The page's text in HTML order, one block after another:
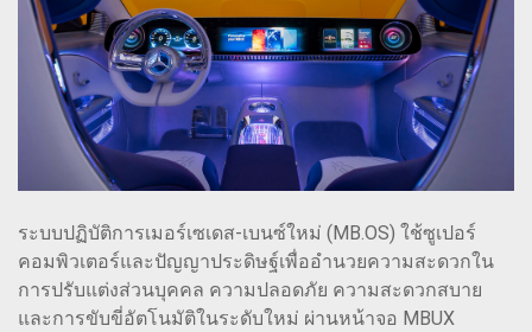
ระบบปฏิบัติการเมอร์เซเดส-เบนซ์ใหม่ (MB.OS) ใช้ซูเปอร์
คอมพิวเตอร์และปัญญาประดิษฐ์เพื่ออำนวยความสะดวกใน
การปรับแต่งส่วนบุคคล ความปลอดภัย ความสะดวกสบาย
และการขับขี่อัตโนมัติในระดับใหม่ ผ่านหน้าจอ MBUX